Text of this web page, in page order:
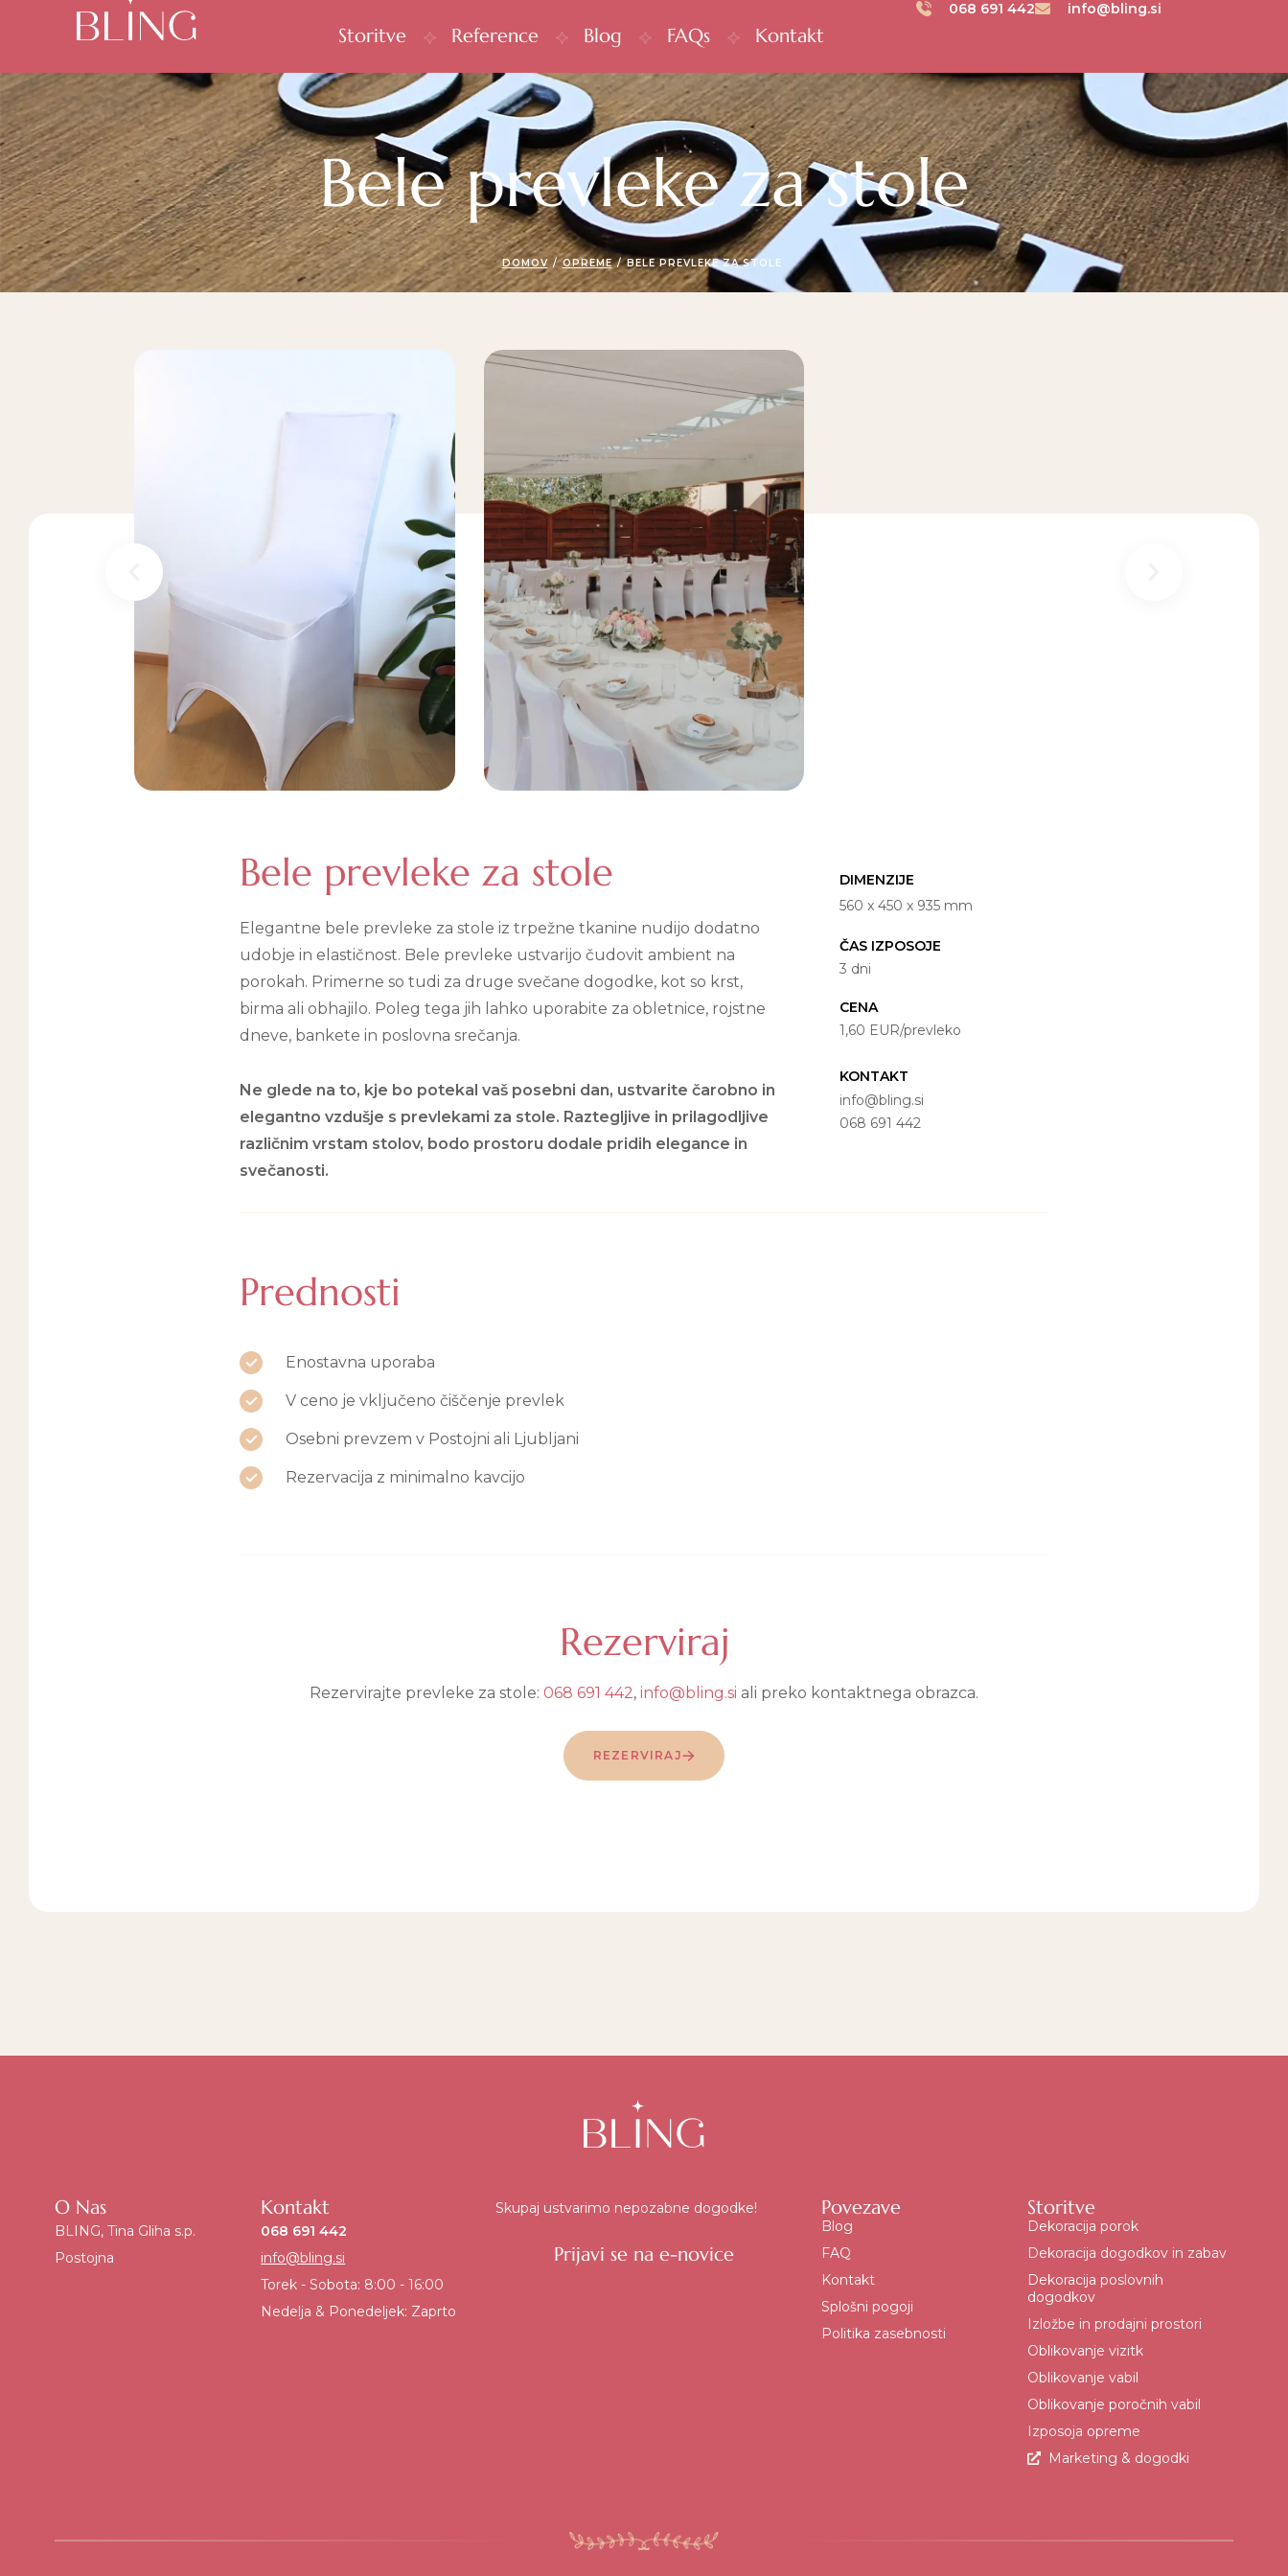
Storitve Reference Blog FAQs Kontakt
068 691 442 info@bling.si
Bele prevleke za stole
DOMOV / OPREME / BELE PREVLEKE ZA STOLE
Bele prevleke za stole
Elegantne bele prevleke za stole iz trpežne tkanine nudijo dodatno
udobje in elastičnost. Bele prevleke ustvarijo čudovit ambient na
porokah. Primerne so tudi za druge svečane dogodke, kot so krst,
birma ali obhajilo. Poleg tega jih lahko uporabite za obletnice, rojstne
dneve, bankete in poslovna srečanja.
Ne glede na to, kje bo potekal vaš posebni dan, ustvarite čarobno in
elegantno vzdušje s prevlekami za stole. Raztegljive in prilagodljive
različnim vrstam stolov, bodo prostoru dodale pridih elegance in
svečanosti.
DIMENZIJE
560 x 450 x 935 mm
ČAS IZPOSOJE
3 dni
CENA
1,60 EUR/prevleko
KONTAKT
info@bling.si
068 691 442
Prednosti
Enostavna uporaba
V ceno je vključeno čiščenje prevlek
Osebni prevzem v Postojni ali Ljubljani
Rezervacija z minimalno kavcijo
Rezerviraj
Rezervirajte prevleke za stole: 068 691 442, info@bling.si ali preko kontaktnega obrazca.
REZERVIRAJ
O Nas
BLING, Tina Gliha s.p.
Postojna
Kontakt
068 691 442
info@bling.si
Torek - Sobota: 8:00 - 16:00
Nedelja & Ponedeljek: Zaprto
Skupaj ustvarimo nepozabne dogodke!
Prijavi se na e-novice
Povezave
Blog
FAQ
Kontakt
Splošni pogoji
Politika zasebnosti
Storitve
Dekoracija porok
Dekoracija dogodkov in zabav
Dekoracija poslovnih
dogodkov
Izložbe in prodajni prostori
Oblikovanje vizitk
Oblikovanje vabil
Oblikovanje poročnih vabil
Izposoja opreme
Marketing & dogodki